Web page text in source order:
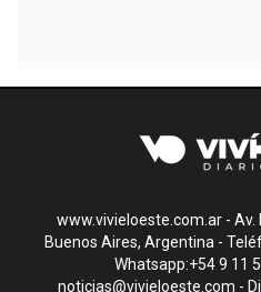
www.vivieloeste.com.ar - Av.
Buenos Aires, Argentina -
Whatsapp:+54 9 11
noticias@vivieloeste.com -